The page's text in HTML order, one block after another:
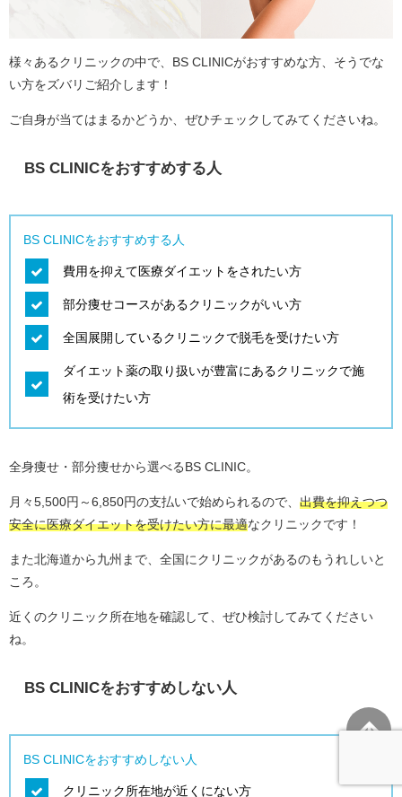
様々あるクリニックの中で、BS CLINICがおすすめな方、そうでな
い方をズバリご紹介します！
ご自身が当てはまるかどうか、ぜひチェックしてみてくださいね。
BS CLINICをおすすめする人
BS CLINICをおすすめする人
費用を抑えて医療ダイエットをされたい方
部分痩せコースがあるクリニックがいい方
全国展開しているクリニックで脱毛を受けたい方
ダイエット薬の取り扱いが豊富にあるクリニックで施
術を受けたい方
全身痩せ・部分痩せから選べるBS CLINIC。
月々5,500円～6,850円の支払いで始められるので、 出費を抑えつつ
安全に医療ダイエットを受けたい方に最適なクリニックです！
また北海道から九州まで、全国にクリニックがあるのもうれしいと
ころ。
近くのクリニック所在地を確認して、ぜひ検討してみてください
ね。
BS CLINICをおすすめしない人
BS CLINICをおすすめしない人
クリニック所在地が近くにない方